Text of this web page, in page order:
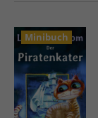
Minibuch